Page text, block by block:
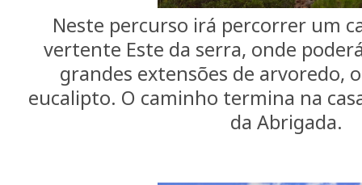
Neste percurso irá percorrer um
vertente Este da serra, onde
grandes extensões de arvoredo,
eucalipto. O caminho termina na
da Abrigada.